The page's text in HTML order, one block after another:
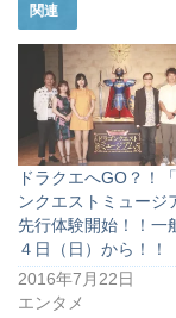
関連
ドラクエへGO？！
ンクエストミュージ
先行体験開始！！一
４日（日）から！！
2016年7月22日
エンタメ